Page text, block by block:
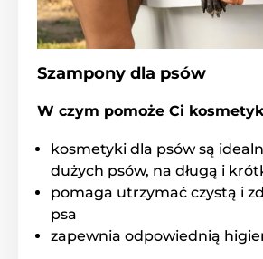
środków powierzchniowo czynnych,
środków powierzchniowo czynnych,
środków powierzchniowo czynnych,
Produkt znajduje się w
Kosmetyki
Pielęgnacja sierści psa
Animology
Szampony dla psów
W czym pomoże Ci
kosmetyki dla psów są
dużych psów, na długą i
pomaga utrzymać czystą i
psa
zapewnia odpowiednią